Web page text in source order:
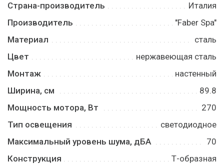
Страна-производитель
Италия
Производитель
"Faber Spa"
Материал
сталь
Цвет
нержавеющая сталь
Монтаж
настенный
Ширина, см
89.8
Мощность мотора, Bт
270
Тип освещения
светодиодное
Максимальный уровень шума, дБA
70
Конструкция
Т-образная